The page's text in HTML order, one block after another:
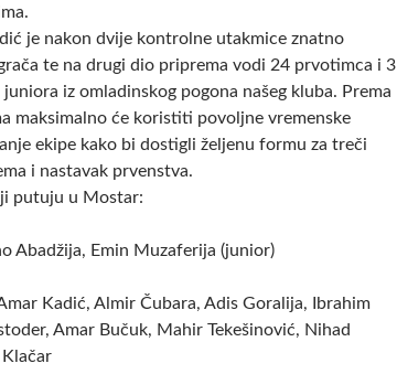
je nakon dvije kontrolne utakmice znatno
te na drugi dio priprema vodi 24 prvotimca i 3
iz omladinskog pogona našeg kluba. Prema
maksimalno će koristiti povoljne vremenske
ekipe kako bi dostigli željenu formu za treči
i nastavak prvenstva.
putuju u Mostar:
Abadžija, Emin Muzaferija (junior)
Kadić, Almir Čubara, Adis Goralija, Ibrahim
Amar Bučuk, Mahir Tekešinović, Nihad